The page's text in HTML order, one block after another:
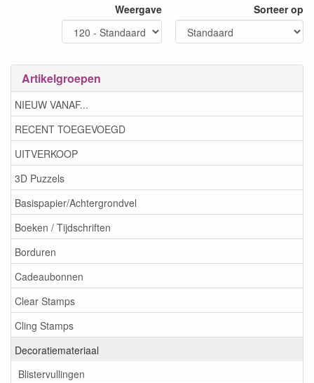
Artikelgroepen
NIEUW VANAF...
RECENT TOEGEVOEGD
UITVERKOOP
3D Puzzels
Basispapier/Achtergrondvel
Boeken / Tijdschriften
Borduren
Cadeaubonnen
Clear Stamps
Cling Stamps
Decoratiemateriaal
Blistervullingen
Weergave
Sorteer op